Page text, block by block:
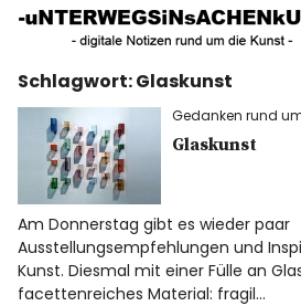
UNTERWEGS IN
KUNST
Start
AKTUELLE AUSSTELLUNGEN
KUNSTSPAZIERGÄNGE
ÜBER
Schlagwort:Glaskunst
Gedanken rund
Glaskunst
Am Donnerstag gibt es wieder paar
Ausstellungsempfehlungen und
Kunst. Diesmal mit einer Fülle an
facettenreiches Material: fragil…